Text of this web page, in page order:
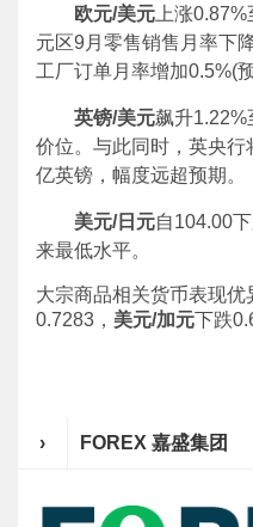
欧元/美元 上涨
元区9月零售销售月率下
工厂订单月率增加0.5%(
英镑/美元飙升1.22%
价位。与此同时，英央
亿英镑，幅度远超预期。
美元/日元自104.00
来最低水平。
大宗商品相关货币表现优
0.7283， 美元/加元下跌
› FOREX 嘉盛集团